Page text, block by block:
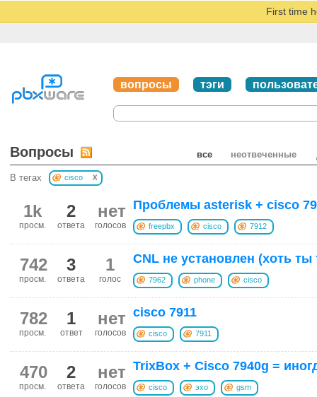
First time
вопросы тэги
все неотвеченные
Вопросы
В тегах cisco x
нет
голосов
2
ответа
1k
просм.
Проблемы asterisk + cisco
freepbx cisco 7912
1
голос
3
ответа
742
просм.
CNL не установлен (хоть ты
7962 phone cisco
нет
голосов
1
ответ
782
просм.
cisco 7911
cisco 7911
нет
голосов
2
ответа
470
просм.
TrixBox + Cisco 7940g =
cisco эхо gsm